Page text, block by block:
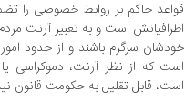
قواعد حاکم بر روابط خصوصی را
اطرافیانش است و به تعبیر آرنت
خودشان سرگرم باشند و از حدود
است که از نظر آرنت، دموکراسی
است، قابل تقلیل به حکومت قانون